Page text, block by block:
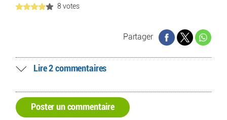
8 votes
Partager
Lire 2 commentaires
Poster un commentaire